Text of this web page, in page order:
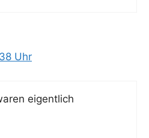
Uhr
eigent­lich